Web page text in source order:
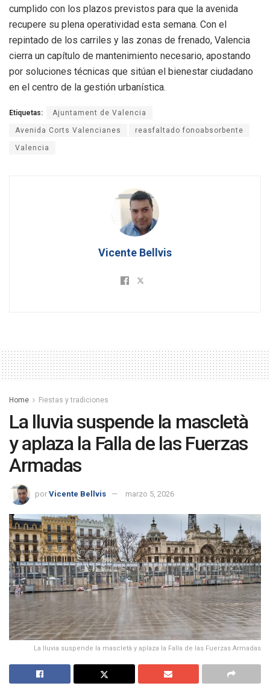
cumplido con los plazos previstos para que la avenida
recupere su plena operatividad esta semana. Con el
repintado de los carriles y las zonas de frenado, Valencia
cierra un capítulo de mantenimiento necesario, apostando
por soluciones técnicas que sitúan el bienestar ciudadano
en el centro de la gestión urbanística.
Etiquetas: Ajuntament de Valencia
Avenida Corts Valencianes reasfaltado fonoabsorbente
Valencia
Vicente Bellvis
Home Fiestas y tradiciones
La lluvia suspende la mascletà
y aplaza la Falla de las Fuerzas
Armadas
por Vicente Bellvis marzo 5, 2026
La lluvia suspende la mascletà y aplaza la Falla de las Fuerzas Armadas